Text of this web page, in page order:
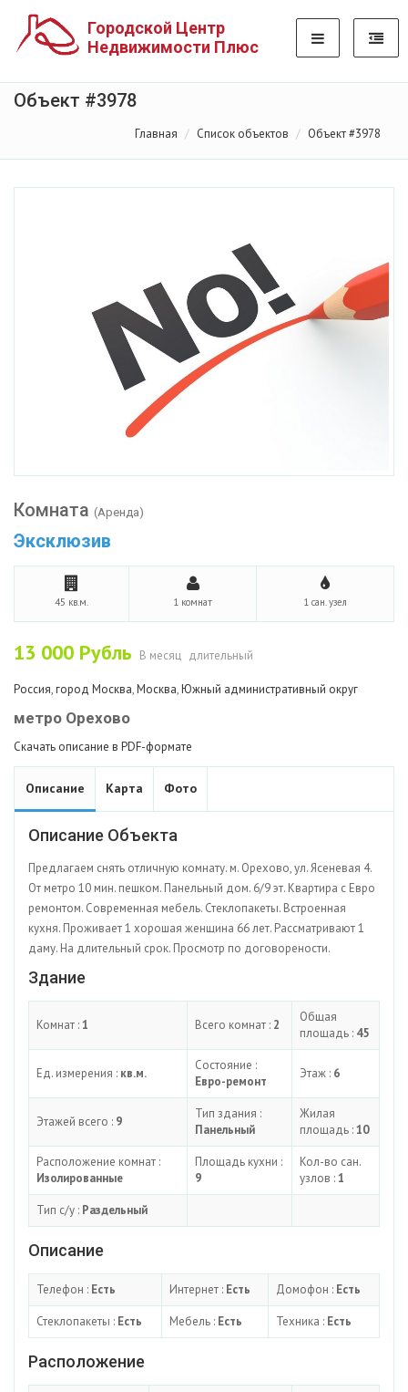
Городской Центр
Недвижимости Плюс
Объект #3978
Главная Список объектов Объект #3978
Комната (Аренда)
Эксклюзив
45 кв.м. 1 комнат 1 сан. узел
13 000 Рубль В месяц длительный
Россия,город Москва,Москва,Южный административный округ
метро Орехово
Скачать описание в PDF-формате
Описание Карта Фото
Описание Объекта
Предлагаем снять отличную комнату. м. Орехово, ул. Ясеневая 4.
От метро 10 мин. пешком. Панельный дом. 6/9 эт. Квартира с Евро
ремонтом. Современная мебель. Стеклопакеты. Встроенная
кухня. Проживает 1 хорошая женщина 66 лет. Рассматривают 1
даму. На длительный срок. Просмотр по договорености.
Здание
Комнат :1 Всего комнат : 2
Общая
площадь : 45
Ед. измерения : кв.м.
Состояние :
Евро-ремонт
Этаж : 6
Этажей всего : 9
Тип здания :
Панельный
Жилая
площадь :10
Расположение комнат :
Изолированные
Площадь кухни :
9
Кол-во сан.
узлов :1
Тип с/у : Раздельный
Описание
Телефон : Есть Интернет : Есть Домофон : Есть
Стеклопакеты : Есть Мебель : Есть Техника : Есть
Расположение